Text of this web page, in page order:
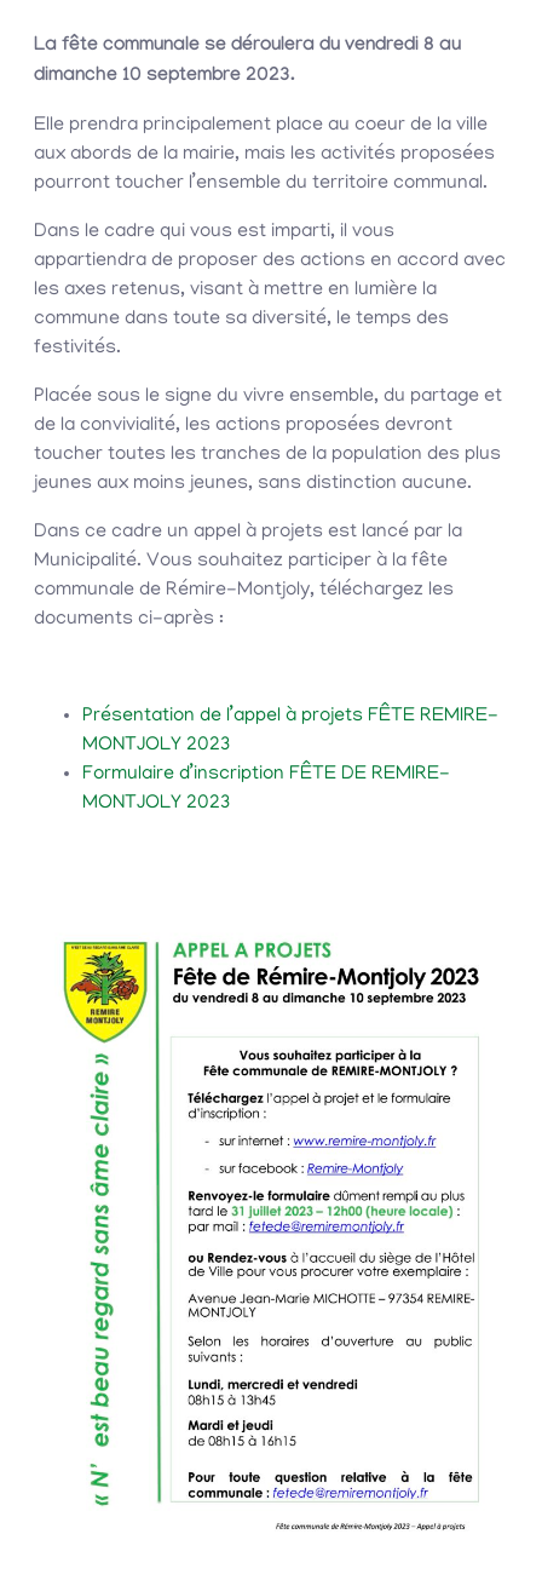
La fête communale se déroulera du vendredi 8 au
dimanche 10 septembre 2023.
Elle prendra principalement place au coeur de la ville
aux abords de la mairie, mais les activités proposées
pourront toucher l’ensemble du territoire communal.
Dans le cadre qui vous est imparti, il vous
appartiendra de proposer des actions en accord avec
les axes retenus, visant à mettre en lumière la
commune dans toute sa diversité, le temps des
festivités.
Placée sous le signe du vivre ensemble, du partage et
de la convivialité, les actions proposées devront
toucher toutes les tranches de la population des plus
jeunes aux moins jeunes, sans distinction aucune.
Dans ce cadre un appel à projets est lancé par la
Municipalité. Vous souhaitez participer à la fête
communale de Rémire-Montjoly, téléchargez les
documents ci-après :
Présentation de l’appel à projets FÊTE REMIRE-
MONTJOLY 2023
Formulaire d’inscription FÊTE DE REMIRE-
MONTJOLY 2023